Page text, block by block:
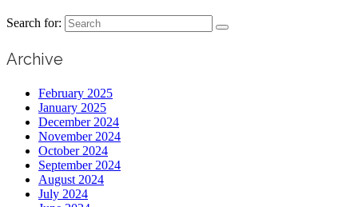
Search for:
Archive
February 2025
January 2025
December 2024
November 2024
October 2024
September 2024
August 2024
July 2024